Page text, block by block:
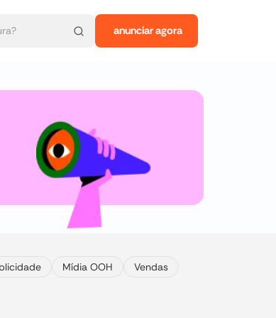
anunciar agora
Mídia OOH
Vendas